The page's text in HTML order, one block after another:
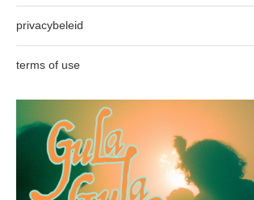
privacybeleid
terms of use